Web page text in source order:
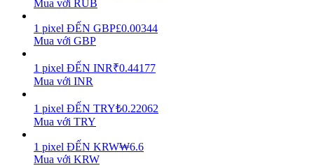
Làm cho tài sản của bạn tăng giá trị đều đặn
Staking
Mua với RUB
1 pixel ĐẾN GBP£0.00344
Mua với GBP
1 pixel ĐẾN INR₹0.44177
Mua với INR
1 pixel ĐẾN TRY₺0.22062
Mua với TRY
1 pixel ĐẾN KRW₩6.6
Mua với KRW